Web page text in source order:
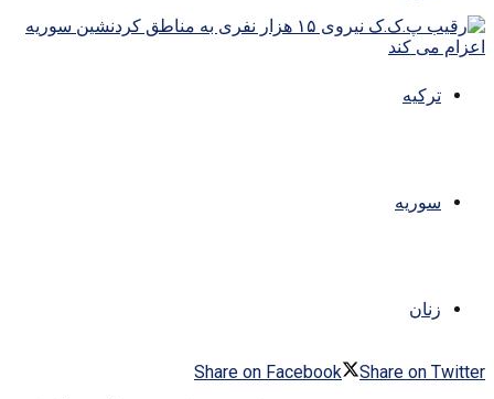
ترکیه
سوریه
زنان
Share on Facebook
Share on Twitter